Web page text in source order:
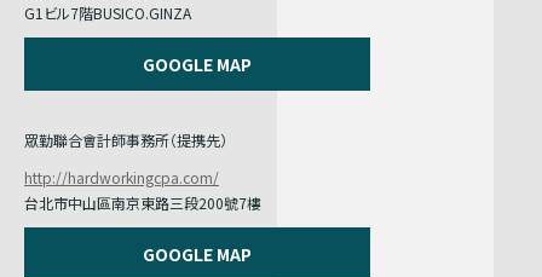
G1ビル7階BUSICO.GINZA
GOOGLE MAP
眾勤聯合會計師事務所（提携先）
http://hardworkingcpa.com/
台北市中山區南京東路三段200號7樓
GOOGLE MAP